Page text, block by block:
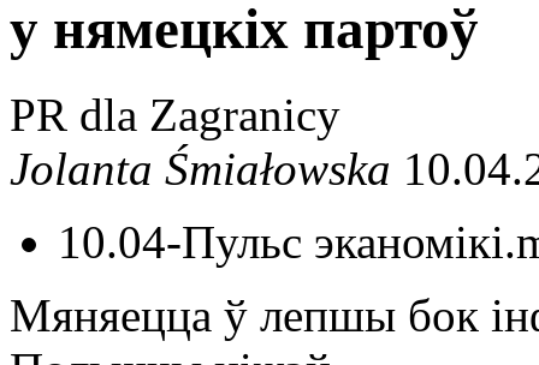
у нямецкіх партоў
PR dla Zagranicy
Jolanta Śmiałowska
10.04-Пульс
Мяняецца ў лепшы бок